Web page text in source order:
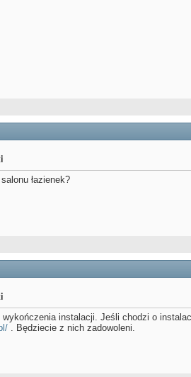
łazienek?
instalacji. Jeśli chodzi o
. Będziecie z nich zadowoleni.